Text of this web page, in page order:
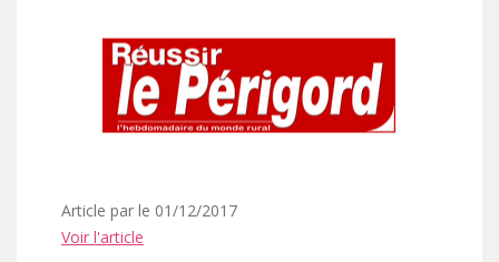
Article par le 01/12/2017
Voir l'article